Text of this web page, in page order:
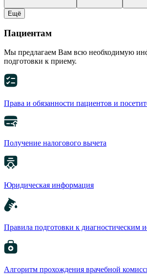
Eщё
Пациентам
Мы предлагаем Вам всю необходимую
подготовки к приему.
Права и обязанности пациентов и
Получение налогового вычета
Юридическая информация
Правила подготовки к диагностическим
Алгоритм прохождения врачебной